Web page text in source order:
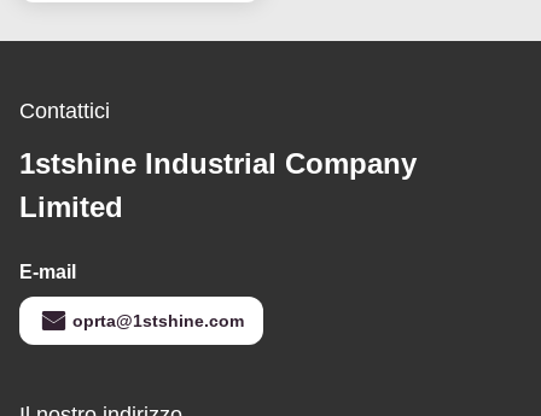
Contattici
1stshine Industrial Company
Limited
E-mail
oprta@1stshine.com